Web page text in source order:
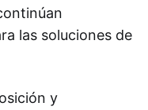
las soluciones de
y